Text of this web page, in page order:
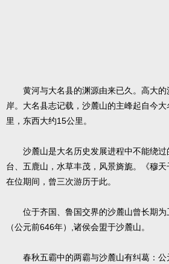
黄河与大名县的渊源由来已久。高大
岸。大名县志记载，沙麓山的主峰起自今
里，东西大约15公里。
沙麓山是大名历史发展进程中不能绕
台、五鹿山，水草丰茂，风景旖旎。《穆
在位期间，曾三次游历于此。
位于齐国、鲁国交界的沙麓山曾长期
（公元前646年） 诸侯会盟于沙麓山。
春秋五霸中的两霸与沙麓山有纠葛：公